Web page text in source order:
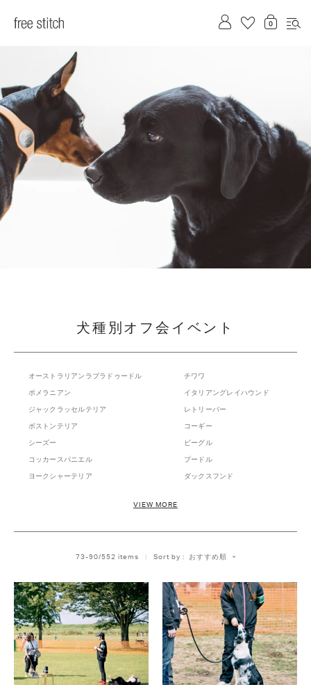
犬種別オフ会イベント
オーストラリアンラブラドゥードル チワワ
ポメラニアン イタリアングレイハウンド
ジャックラッセルテリア レトリーバー
ボストンテリア コーギー
シーズー ビーグル
コッカースパニエル プードル
ヨークシャーテリア ダックスフンド
パピヨン
ピンシャー ドゥードル
ノーフォーク&ノーリッチ フリーステッチ
グレートブリテン クロスブリード
VIEW MORE
73-90/552 items Sort by おすすめ順